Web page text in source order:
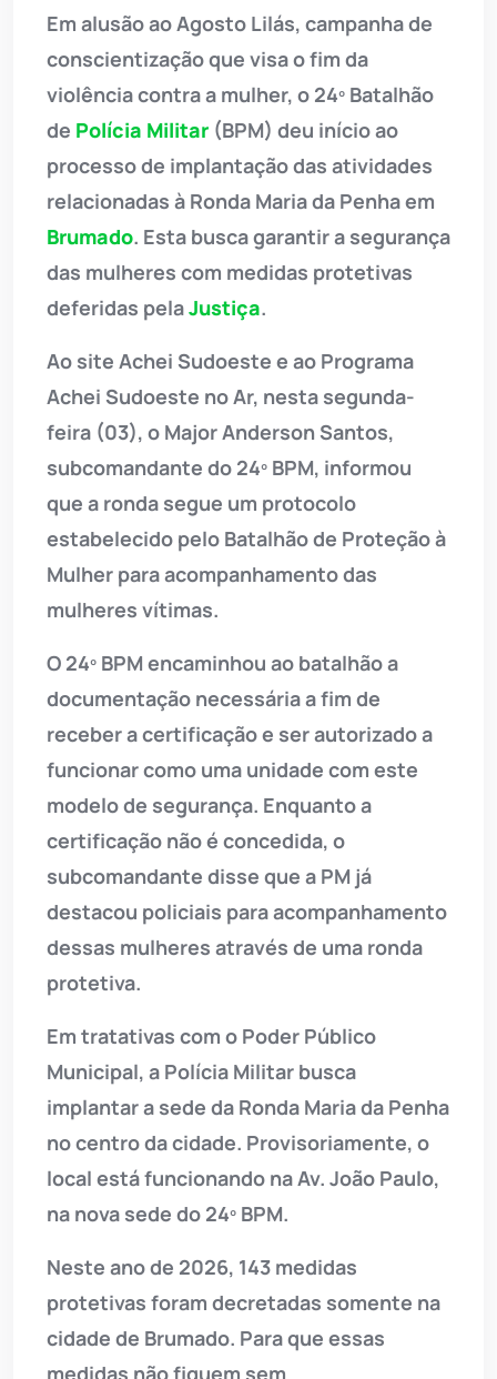
Em alusão ao Agosto Lilás, campanha de
conscientização que visa o fim da
violência contra a mulher, o 24º Batalhão
de Polícia Militar (BPM) deu início ao
processo de implantação das atividades
relacionadas à Ronda Maria da Penha em
Brumado. Esta busca garantir a segurança
das mulheres com medidas protetivas
deferidas pelaJustiça.
Ao site Achei Sudoeste e ao Programa
Achei Sudoeste no Ar, nesta segunda-
feira (03), o Major Anderson Santos,
subcomandante do 24º BPM, informou
que a ronda segue um protocolo
estabelecido pelo Batalhão de Proteção à
Mulher para acompanhamento das
mulheres vítimas.
O 24º BPM encaminhou ao batalhão a
documentação necessária a fim de
receber a certificação e ser autorizado a
funcionar como uma unidade com este
modelo de segurança. Enquanto a
certificação não é concedida, o
subcomandante disse que a PM já
destacou policiais para acompanhamento
dessas mulheres através de uma ronda
protetiva.
Em tratativas com o Poder Público
Municipal, a Polícia Militar busca
implantar a sede da Ronda Maria da Penha
no centro da cidade. Provisoriamente, o
local está funcionando na Av. João Paulo,
na nova sede do 24º BPM.
Neste ano de 2026, 143 medidas
protetivas foram decretadas somente na
cidade de Brumado. Para que essas